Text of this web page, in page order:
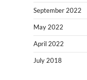
September 2022
May 2022
April 2022
July 2018